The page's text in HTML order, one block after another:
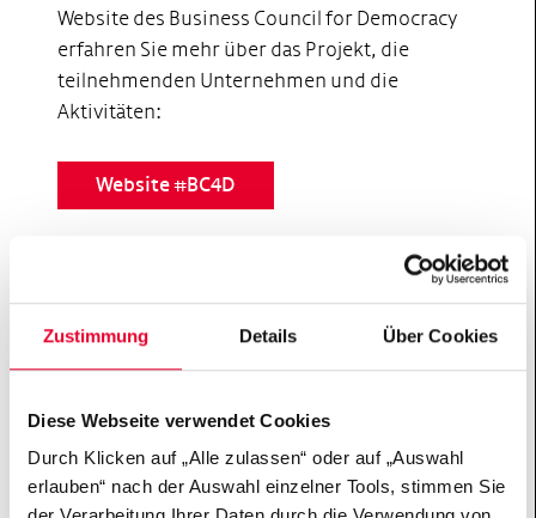
Zustimmung Details Über Cookies
Diese Webseite verwendet Cookies
Durch Klicken auf „Alle zulassen“ oder auf „Auswahl
erlauben“ nach der Auswahl einzelner Tools, stimmen Sie
Website des Business Council for Democracy
erfahren Sie mehr über das Projekt, die
teilnehmenden Unternehmen und die
Aktivitäten:
Website #BC4D
Auf dem Laufenden bleiben.
an.